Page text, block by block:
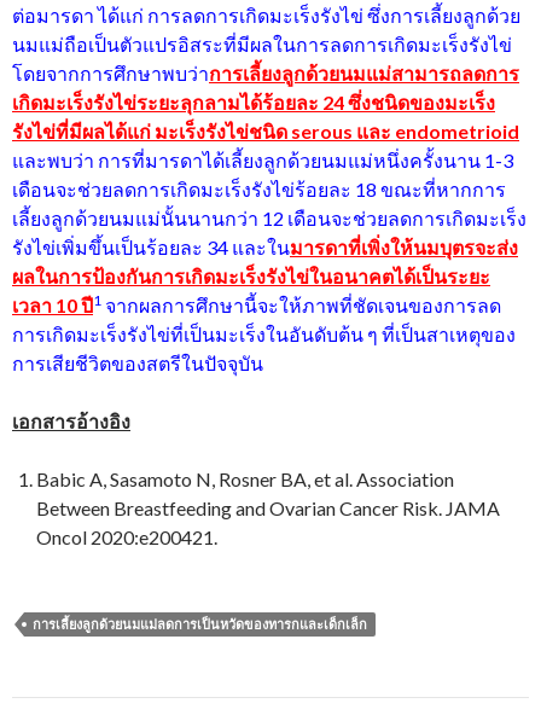
ต่อมารดา ได้แก่ การลดการเกิดมะเร็งรังไข่ ซึ่งการเลี้ยงลูกด้วย
นมแม่ถือเป็นตัวแปรอิสระที่มีผลในการลดการเกิดมะเร็งรังไข่
โดยจากการศึกษาพบว่าการเลี้ยงลูกด้วยนมแม่สามารถลดการ
เกิดมะเร็งรังไข่ระยะลุกลามได้ร้อยละ 24 ซึ่งชนิดของมะเร็ง
รังไข่ที่มีผลได้แก่ มะเร็งรังไข่ชนิด serous และ endometrioid
และพบว่า การที่มารดาได้เลี้ยงลูกด้วยนมแม่หนึ่งครั้งนาน 1-3
เดือนจะช่วยลดการเกิดมะเร็งรังไข่ร้อยละ 18 ขณะที่หากการ
เลี้ยงลูกด้วยนมแม่นั้นนานกว่า 12 เดือนจะช่วยลดการเกิดมะเร็ง
รังไข่เพิ่มขึ้นเป็นร้อยละ 34 และในมารดาที่เพิ่งให้นมบุตรจะส่ง
ผลในการป้องกันการเกิดมะเร็งรังไข่ในอนาคตได้เป็นระยะ
เวลา 10 ปี1 จากผลการศึกษานี้จะให้ภาพที่ชัดเจนของการลด
การเกิดมะเร็งรังไข่ที่เป็นมะเร็งในอันดับต้น ๆ ที่เป็นสาเหตุของ
การเสียชีวิตของสตรีในปัจจุบัน
เอกสารอ้างอิง
Babic A, Sasamoto N, Rosner BA, et al. Association
Between Breastfeeding and Ovarian Cancer Risk. JAMA
Oncol 2020:e200421.
การเลี้ยงลูกด้วยนมแม่ลดการเป็นหวัดของทารกและเด็กเล็ก